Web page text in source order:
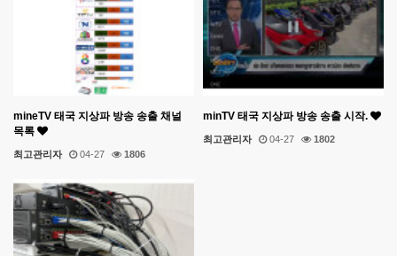
mineTV 태국 지상파 방송 송출 채널
목록
최고관리자 04-27 1806
minTV 태국 지상파 방송 송출 시작.
최고관리자 04-27 1802